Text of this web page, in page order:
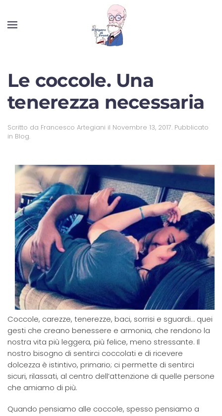
Le coccole. Una
tenerezza necessaria
Scritto da Francesco Artegiani il Novembre 13, 2017. Pubblicato
in Blog.
Coccole, carezze, tenerezze, baci, sorrisi e sguardi… quei
gesti che creano benessere e armonia, che rendono la
nostra vita più leggera, più felice, meno stressante. Il
nostro bisogno di sentirci coccolati e di ricevere
dolcezza è istintivo, primario; ci permette di sentirci
sicuri, rilassati, al centro dell’attenzione di quelle persone
che amiamo di più.
Quando pensiamo alle coccole, spesso pensiamo a